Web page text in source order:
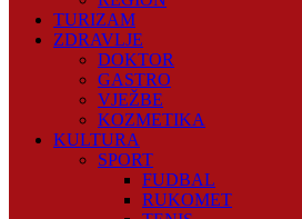
TURIZAM
ZDRAVLJE
DOKTOR
GASTRO
VJEŽBE
KOZMETIKA
KULTURA
SPORT
FUDBAL
RUKOMET